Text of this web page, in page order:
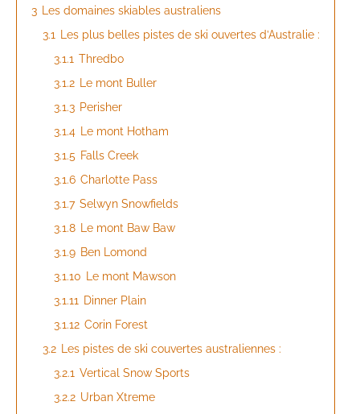
3 Les domaines skiables australiens
3.1 Les plus belles pistes de ski ouvertes d’Australie :
3.1.1 Thredbo
3.1.2 Le mont Buller
3.1.3 Perisher
3.1.4 Le mont Hotham
3.1.5 Falls Creek
3.1.6 Charlotte Pass
3.1.7 Selwyn Snowfields
3.1.8 Le mont Baw Baw
3.1.9 Ben Lomond
3.1.10 Le mont Mawson
3.1.11 Dinner Plain
3.1.12 Corin Forest
3.2 Les pistes de ski couvertes australiennes :
3.2.1 Vertical Snow Sports
3.2.2 Urban Xtreme